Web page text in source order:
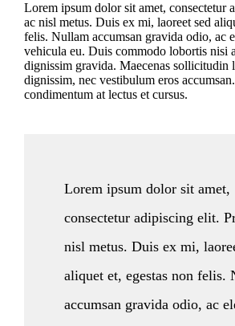
Lorem ipsum dolor sit amet, consectetur
ac nisl metus. Duis ex mi, laoreet sed
felis. Nullam accumsan gravida odio, ac
vehicula eu. Duis commodo lobortis nisi
dignissim gravida. Maecenas sollicitudin
dignissim, nec vestibulum eros
condimentum at lectus et cursus.
Lorem ipsum dolor sit amet,
consectetur adipiscing elit.
nisl metus. Duis ex mi,
aliquet et, egestas non felis.
accumsan gravida odio, ac